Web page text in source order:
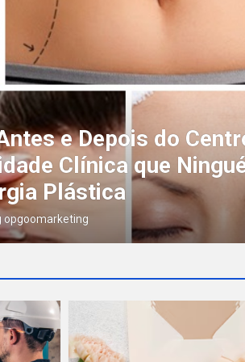
da Instalação Elétrica
Magistrais:
em Belo
opgoomarketing